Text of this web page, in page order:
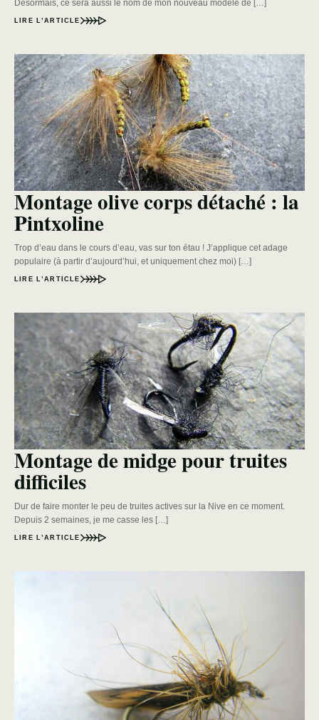
Désormais, ce sera aussi le nom de mon nouveau modèle de […]
LIRE L’ARTICLE
Montage olive corps détaché : la
Pintxoline
Trop d’eau dans le cours d’eau, vas sur ton étau ! J’applique cet adage
populaire (à partir d’aujourd’hui, et uniquement chez moi) […]
LIRE L’ARTICLE
Montage de midge pour truites
difficiles
Dur de faire monter le peu de truites actives sur la Nive en ce moment.
Depuis 2 semaines, je me casse les […]
LIRE L’ARTICLE